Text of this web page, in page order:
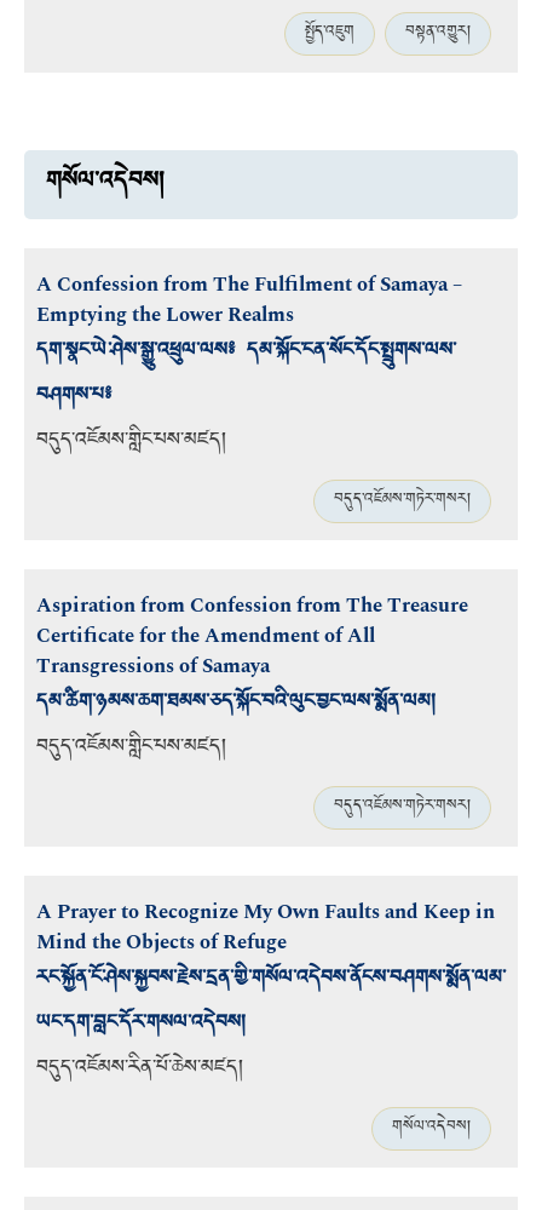
སྤྱོད་འཇུག བསྟན་འགྱུར།
གསོལ་འདེབས།
A Confession from The Fulfilment of Samaya –
Emptying the Lower Realms
དག་སྣང་ཡེ་ཤེས་སྒྱུ་འཕྲུལ་ལས༔ དམ་སྐོང་ངན་སོང་དོང་སྤྲུགས་ལས་
བཤགས་པ༔
བདུད་འཇོམས་གླིང་པས་མཛད།
བདུད་འཇོམས་གཏེར་གསར།
Aspiration from Confession from The Treasure
Certificate for the Amendment of All
Transgressions of Samaya
དམ་ཚིག་ཉམས་ཆག་ཐམས་ཅད་སྐོང་བའི་ལུང་བྱང་ལས་སྨོན་ལམ།
བདུད་འཇོམས་གླིང་པས་མཛད།
བདུད་འཇོམས་གཏེར་གསར།
A Prayer to Recognize My Own Faults and Keep in
Mind the Objects of Refuge
རང་སྐྱོན་ངོ་ཤེས་སྐྱབས་རྗེས་དྲན་གྱི་གསོལ་འདེབས་ནོངས་བཤགས་སྨོན་ལམ་
ཡང་དག་བླང་དོར་གསལ་འདེབས།
བདུད་འཇོམས་རིན་པོ་ཆེས་མཛད།
གསོལ་འདེབས།